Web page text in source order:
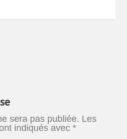
sera pas publiée. Les
indiqués avec*